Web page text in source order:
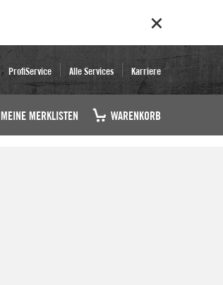
ProfiService Alle Services Karriere
MEINE MERKLISTEN WARENKORB